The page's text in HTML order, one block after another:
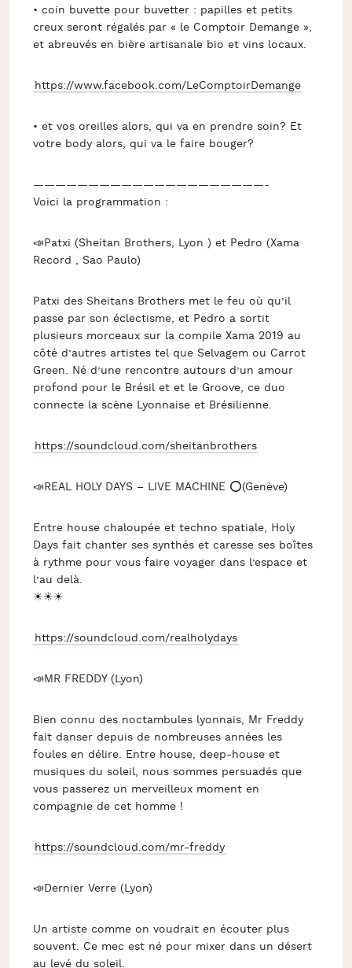
• coin buvette pour buvetter : papilles et petits
creux seront régalés par « le Comptoir Demange »,
et abreuvés en bière artisanale bio et vins locaux.
https://www.facebook.com/LeComptoirDemange
• et vos oreilles alors, qui va en prendre soin? Et
votre body alors, qui va le faire bouger?
—————————————————————-
Voici la programmation :
📣Patxi (Sheitan Brothers, Lyon ) et Pedro (Xama
Record , Sao Paulo)
Patxi des Sheitans Brothers met le feu où qu’il
passe par son éclectisme, et Pedro a sortit
plusieurs morceaux sur la compile Xama 2019 au
côté d’autres artistes tel que Selvagem ou Carrot
Green. Né d’une rencontre autours d’un amour
profond pour le Brésil et et le Groove, ce duo
connecte la scène Lyonnaise et Brésilienne.
https://soundcloud.com/sheitanbrothers
📣REAL HOLY DAYS – LIVE MACHINE ⭕(Genève)
Entre house chaloupée et techno spatiale, Holy
Days fait chanter ses synthés et caresse ses boîtes
à rythme pour vous faire voyager dans l’espace et
l’au delà.
☀☀☀
https://soundcloud.com/realholydays
📣MR FREDDY (Lyon)
Bien connu des noctambules lyonnais, Mr Freddy
fait danser depuis de nombreuses années les
foules en délire. Entre house, deep-house et
musiques du soleil, nous sommes persuadés que
vous passerez un merveilleux moment en
compagnie de cet homme !
https://soundcloud.com/mr-freddy
📣Dernier Verre (Lyon)
Un artiste comme on voudrait en écouter plus
souvent. Ce mec est né pour mixer dans un désert
au levé du soleil.